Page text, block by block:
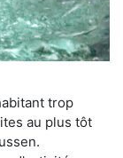
trop
au plus tôt